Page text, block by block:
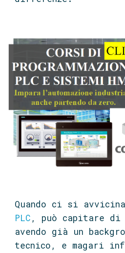
Quando ci si
PLC , può capitare
avendo già un
tecnico, e magari